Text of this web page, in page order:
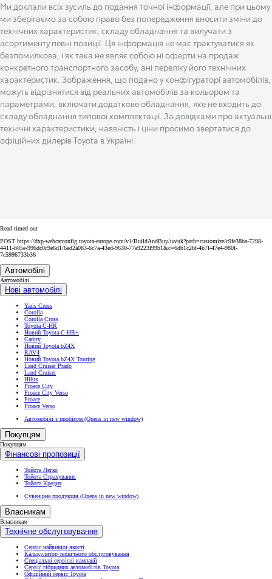
Ми доклали всіх зусиль до подання точної інформації, але при цьому
ми зберігаємо за собою право без попередження вносити зміни до
технічних характеристик, складу обладнання та вилучати з
асортименту певні позиції. Ця інформація не має трактуватися як
безпомилкова, і як така не являє собою ні оферти на продаж
конкретного транспортного засобу, ані переліку його технічних
характеристик. Зображення, що подано у конфігураторі автомобілів,
можуть відрізнятися від реальних автомобілів за кольором та
параметрами, включати додаткове обладнання, яке не входить до
складу обладнання типової комплектації. За довідками про актуальні
технічні характеристики, наявність і ціни просимо звертатися до
офіційних дилерів Toyota в Україні.
Read timed out
POST https://dxp-webcarconfig.toyota-europe.com/v1/BuildAndBuy/ua/uk?path=customize/c9fe38ba-7298-
4411-b85e-996dc0c9e6d1/6ad2a083-6c7a-43ed-9630-77a9223f99b1&c=6db1c2bf-4b7f-47e4-980f-
7c5996733b36
Автомобілі
Автомобілі
Нові автомобілі
Yaris Cross
Corolla
Corolla Cross
Toyota C-HR
Новий Toyota C-HR+
Camry
Новий Toyota bZ4X
RAV4
Новий Toyota bZ4X Touring
Land Cruiser Prado
Land Cruiser
Hilux
Proace City
Proace City Verso
Proace
Proace Verso
Автомобілі з пробігом (Opens in new window)
Покупцям
Покупцям
Фінансові пропозиції
Тойота Легко
Тойота Страхування
Тойота Кредит
Сувенірна продукція (Opens in new window)
Власникам
Власникам
Технічне обслуговування
Сервіс найвищої якості
Калькулятор технічного обслуговування
Спеціальні сервісні кампанії
Сервіс гібридних автомобілів Toyota
Офіційний сервіс Toyota